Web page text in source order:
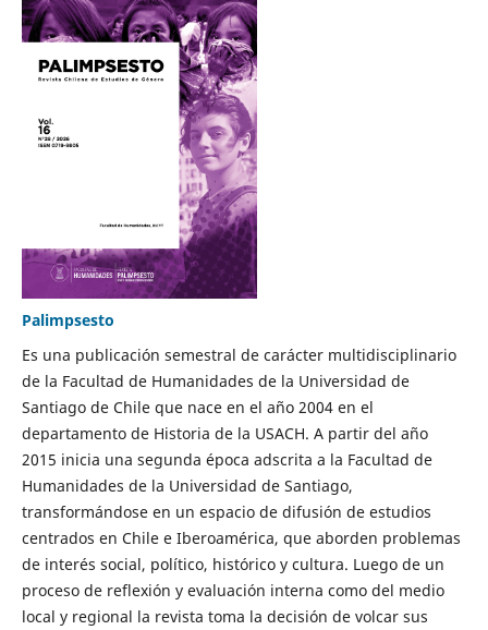
Palimpsesto
Es una publicación semestral de carácter multidisciplinario
de la Facultad de Humanidades de la Universidad de
Santiago de Chile que nace en el año 2004 en el
departamento de Historia de la USACH. A partir del año
2015 inicia una segunda época adscrita a la Facultad de
Humanidades de la Universidad de Santiago,
transformándose en un espacio de difusión de estudios
centrados en Chile e Iberoamérica, que aborden problemas
de interés social, político, histórico y cultura. Luego de un
proceso de reflexión y evaluación interna como del medio
local y regional la revista toma la decisión de volcar sus